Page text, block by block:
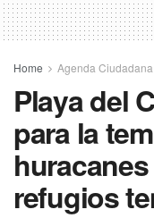
Home Agenda
Playa del
para la
refugios